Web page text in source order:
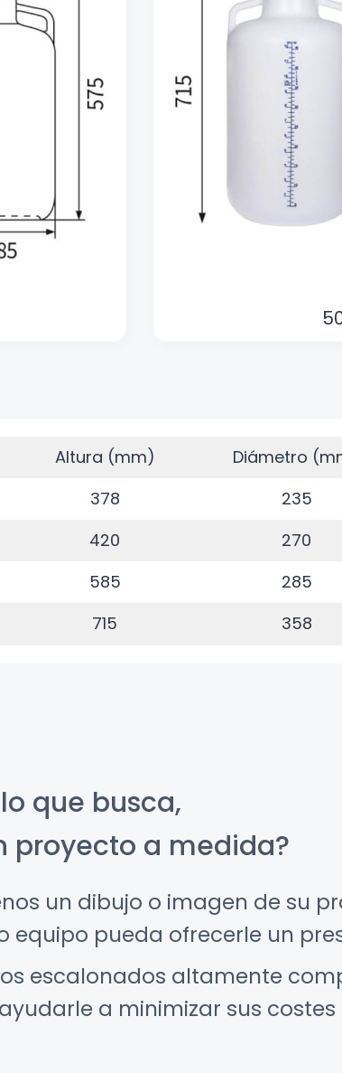
Altura (mm)
Diámetro
378
235
420
270
585
285
715 358
que busca,
proyecto a medida?
un dibujo o imagen de su
equipo pueda ofrecerle un
escalonados altamente
a minimizar sus costes